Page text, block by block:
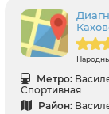
Метро:
Спортивная
Район: